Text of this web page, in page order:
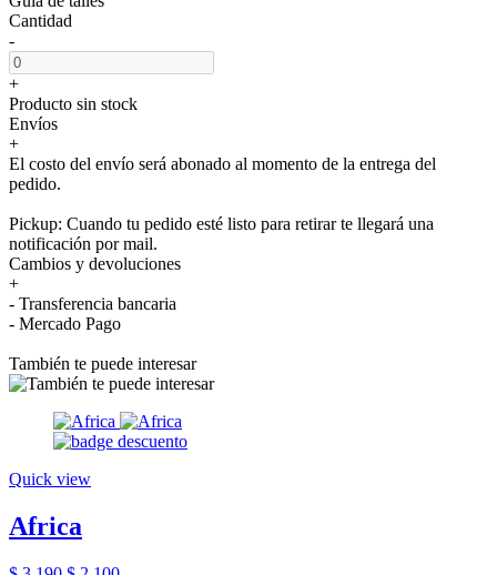
Cantidad
-
+
Producto sin stock
Envíos
+
El costo del envío será abonado al momento de la entrega del
pedido.
Pickup: Cuando tu pedido esté listo para retirar te llegará una
notificación por mail.
Cambios y devoluciones
+
- Transferencia bancaria
- Mercado Pago
También te puede interesar
Quick view
Africa